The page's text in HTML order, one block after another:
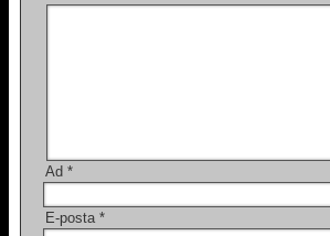
Ad *
E-posta *